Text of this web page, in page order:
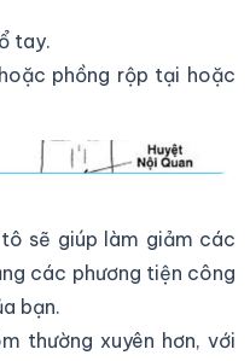
tay.
phồng rộp tại hoặc
sẽ giúp làm giảm các
các phương tiện công
bạn.
thường xuyên hơn, với